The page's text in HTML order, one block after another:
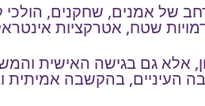
של אמנים, שחקנים, הולכי
שטח, אטרקציות
אלא גם בגישה האישית
העיניים, בהקשבה אמיתית